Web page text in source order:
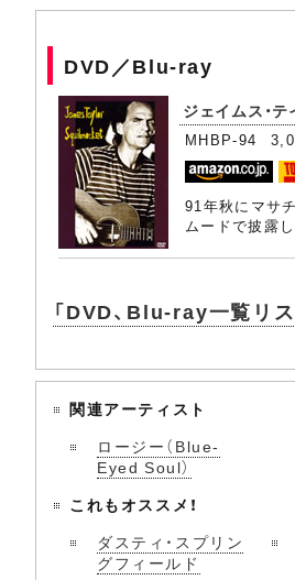
DVD／Blu-ray
ジェイムス・
MHBP-94
91年秋にマサ
ムードで披露
「DVD、Blu-ray一覧リ
関連アーティスト
ロージー（Blue-
Eyed Soul）
これもオススメ！
ダスティ・スプリン
グフィールド